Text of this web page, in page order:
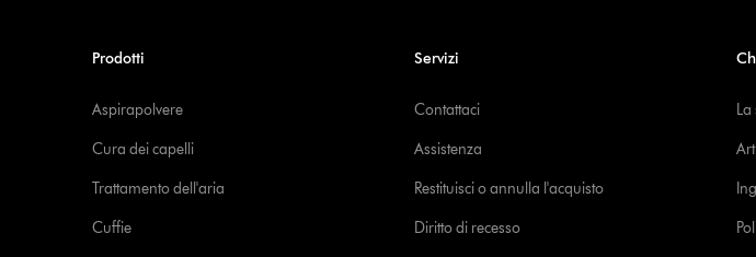
Prodotti
Aspirapolvere
Cura dei capelli
Trattamento dell'aria
Cuffie
Servizi
Contattaci
Assistenza
Restituisci o annulla l'acquisto
Diritto di recesso